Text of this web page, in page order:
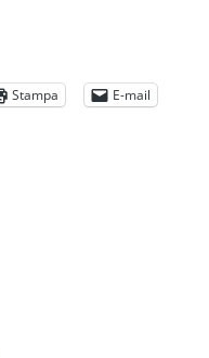
Stampa
E-mail